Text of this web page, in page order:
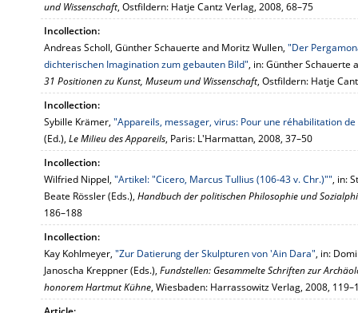
und Wissenschaft, Ostfildern: Hatje Cantz Verlag, 2008, 68–75
Incollection:
Andreas Scholl, Günther Schauerte and Moritz Wullen, "Der
dichterischen Imagination zum gebauten Bild", in: Günther Schauerte
31 Positionen zu Kunst, Museum und Wissenschaft, Ostfildern: Hatje
Incollection:
Sybille Krämer, "Appareils, messager, virus: Pour une réhabilitation
(Ed.), Le Milieu des Appareils, Paris: L'Harmattan, 2008, 37–50
Incollection:
Wilfried Nippel, "Artikel: "Cicero, Marcus Tullius (106-43 v. Chr.)"", in:
Beate Rössler (Eds.), Handbuch der politischen Philosophie und
186–188
Incollection:
Kay Kohlmeyer, "Zur Datierung der Skulpturen von 'Ain Dara", in:
Janoscha Kreppner (Eds.), Fundstellen: Gesammelte Schriften zur
honorem Hartmut Kühne, Wiesbaden: Harrassowitz Verlag, 2008,